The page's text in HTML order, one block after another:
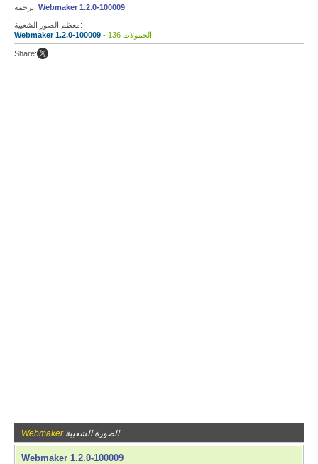
ترجمة: Webmaker 1.2.0-100009
معظم الصور الشعبية:
Webmaker 1.2.0-100009
- 136 الحمولات
Share:
Webmaker الصورة الشعبية
Webmaker 1.2.0-100009